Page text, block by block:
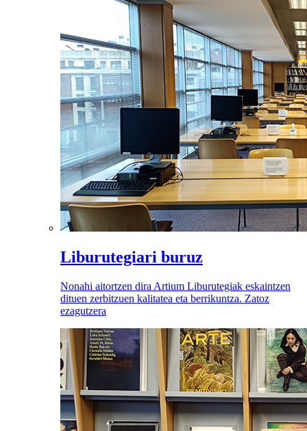
Liburutegiari buruz
Nonahi aitortzen dira Artium Liburutegiak eskaintzen
dituen zerbitzuen kalitatea eta berrikuntza. Zatoz
ezagutzera